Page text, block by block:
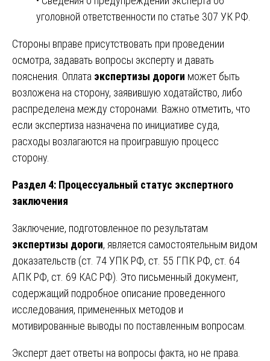
уголовной ответственности по статье 307 УК РФ.
Стороны вправе присутствовать при проведении
осмотра, задавать вопросы эксперту и давать
пояснения. Оплата экспертизы дороги может быть
возложена на сторону, заявившую ходатайство, либо
распределена между сторонами. Важно отметить, что
если экспертиза назначена по инициативе суда,
расходы возлагаются на проигравшую процесс
сторону.
Раздел 4: Процессуальный статус экспертного
заключения
Заключение, подготовленное по результатам
экспертизы дороги, является самостоятельным видом
доказательств (ст. 74 УПК РФ, ст. 55 ГПК РФ, ст. 64
АПК РФ, ст. 69 КАС РФ). Это письменный документ,
содержащий подробное описание проведенного
исследования, примененных методов и
мотивированные выводы по поставленным вопросам.
Эксперт дает ответы на вопросы факта, но не права.